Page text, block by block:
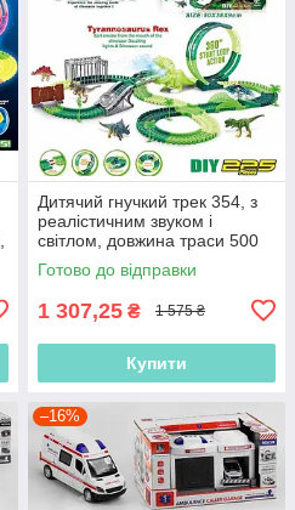
Дитячий гнучкий трек 354, з
реалістичним звуком і
світлом, довжина траси 500
см, дино майданчик, петля
Готово до відправки
1 307,25 ₴ 1 575 ₴
Купити
–16%